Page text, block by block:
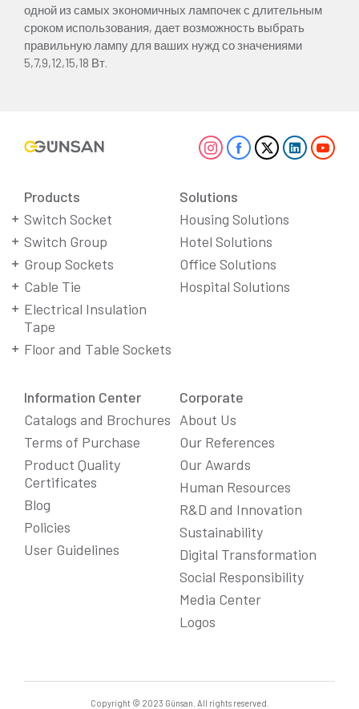
одной из самых экономичных лампочек с длительным
сроком использования, дает возможность выбрать
правильную лампу для ваших нужд со значениями
5,7,9,12,15,18 Вт.
Products
Switch Socket
Switch Group
Group Sockets
Cable Tie
Electrical Insulation
Tape
Floor and Table Sockets
Solutions
Housing Solutions
Hotel Solutions
Office Solutions
Hospital Solutions
Information Center
Catalogs and Brochures
Terms of Purchase
Product Quality
Certificates
Blog
Policies
User Guidelines
Corporate
About Us
Our References
Our Awards
Human Resources
R&D and Innovation
Sustainability
Digital Transformation
Social Responsibility
Media Center
Logos
Copyright © 2023 Günsan. All rights reserved.